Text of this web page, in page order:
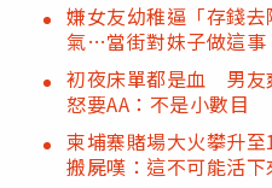
嫌女友幼稚逼「存錢
氣…當街對妹子做這事
初夜床單都是血 男友
怒要AA：不是小數目
柬埔寨賭場大火攀升
搬屍嘆：這不可能活下